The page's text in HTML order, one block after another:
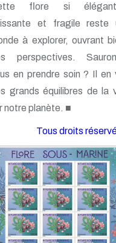
flore si
et fragile reste
à explorer, ouvrant
perspectives.
en prendre soin ? Il en
grands équilibres de la
notre planète. ■
Tous droits